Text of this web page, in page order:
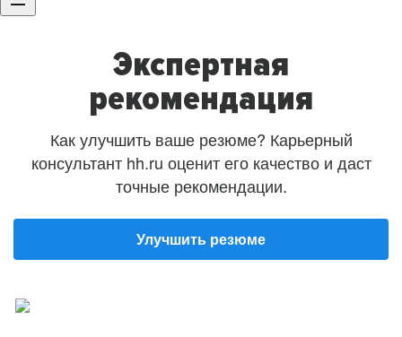
Экспертная
рекомендация
Как улучшить ваше резюме? Карьерный
консультант hh.ru оценит его качество и даст
точные рекомендации.
Улучшить резюме